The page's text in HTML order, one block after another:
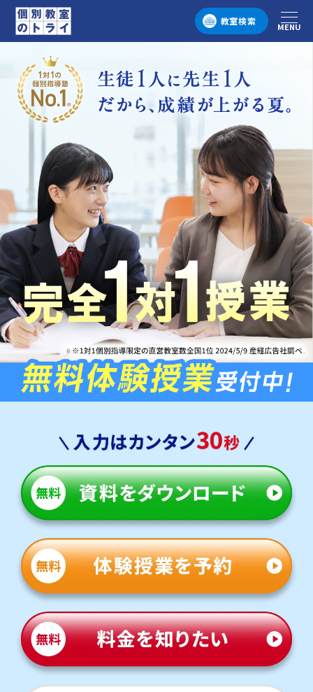
教室検索
メニュー
MENU
個別教室のトライ 1対1の個別